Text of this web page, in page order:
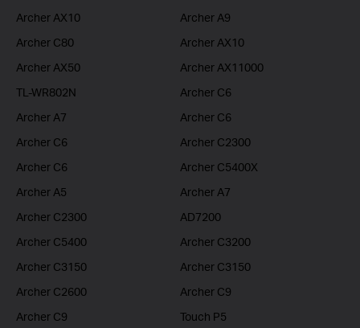
Archer AX10
Archer A9
Archer C80
Archer AX10
Archer AX50
Archer AX11000
TL-WR802N
Archer C6
Archer A7
Archer C6
Archer C6
Archer C2300
Archer C6
Archer C5400X
Archer A5
Archer A7
Archer C2300
AD7200
Archer C5400
Archer C3200
Archer C3150
Archer C3150
Archer C2600
Archer C9
Archer C9
Touch P5